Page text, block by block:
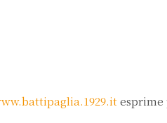
esprime